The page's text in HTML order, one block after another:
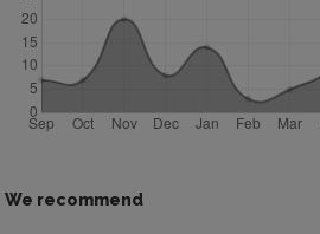
We recommend